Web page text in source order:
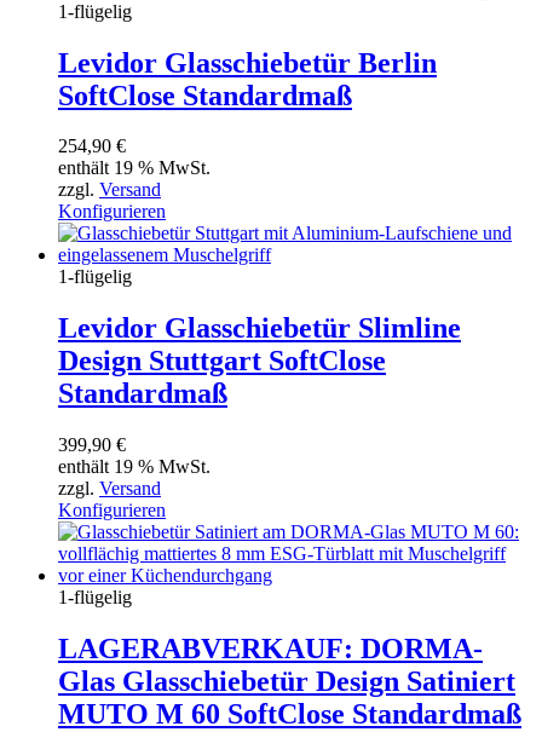
1-flügelig
Levidor Glasschiebetür Berlin
SoftClose Standardmaß
254,90 €
enthält 19 % MwSt.
zzgl. Versand
Konfigurieren
1-flügelig
Levidor Glasschiebetür Slimline
Design Stuttgart SoftClose
Standardmaß
399,90 €
enthält 19 % MwSt.
zzgl. Versand
Konfigurieren
1-flügelig
LAGERABVERKAUF: DORMA-
Glas Glasschiebetür Design Satiniert
MUTO M 60 SoftClose Standardmaß